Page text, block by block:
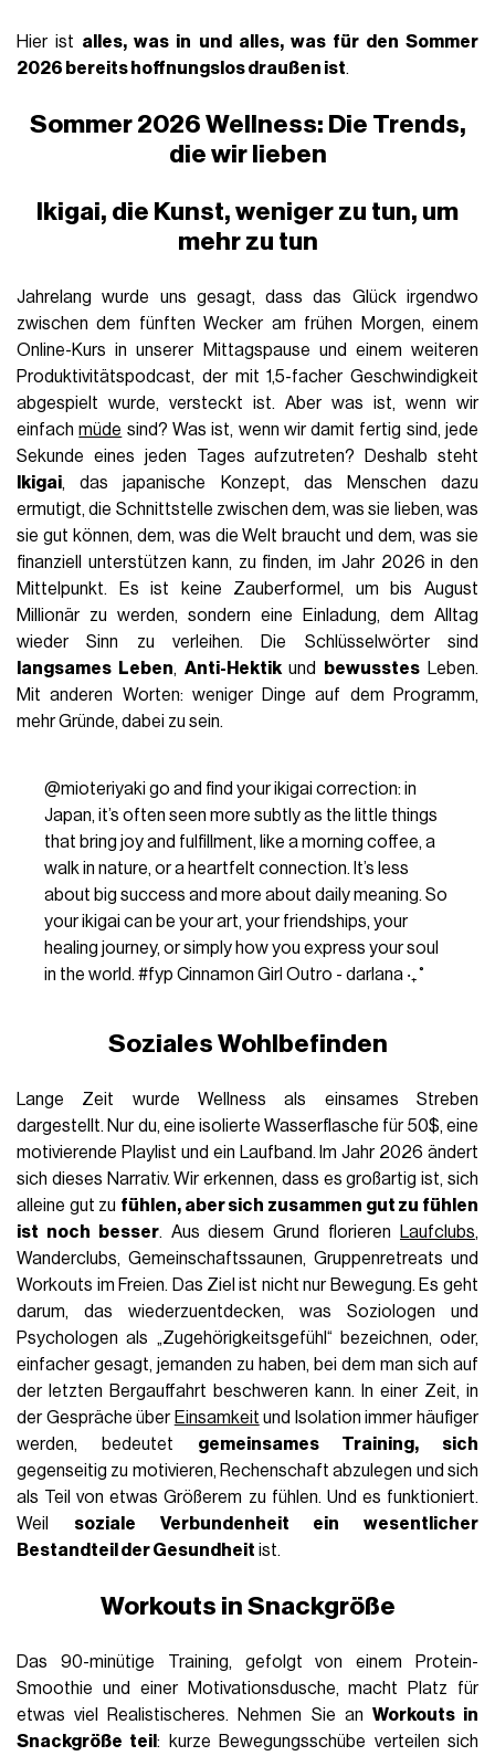
Hier ist alles, was in und alles, was für den Sommer
2026 bereits hoffnungslos draußen ist.
Sommer 2026 Wellness: Die Trends,
die wir lieben
Ikigai, die Kunst, weniger zu tun, um
mehr zu tun
Jahrelang wurde uns gesagt, dass das Glück irgendwo
zwischen dem fünften Wecker am frühen Morgen, einem
Online-Kurs in unserer Mittagspause und einem weiteren
Produktivitätspodcast, der mit 1,5-facher Geschwindigkeit
abgespielt wurde, versteckt ist. Aber was ist, wenn wir
einfachmüde sind? Was ist, wenn wir damit fertig sind, jede
Sekunde eines jeden Tages aufzutreten? Deshalb steht
Ikigai, das japanische Konzept, das Menschen dazu
ermutigt, die Schnittstelle zwischen dem, was sie lieben, was
sie gut können, dem, was die Welt braucht und dem, was sie
finanziell unterstützen kann, zu finden, im Jahr 2026 in den
Mittelpunkt. Es ist keine Zauberformel, um bis August
Millionär zu werden, sondern eine Einladung, dem Alltag
wieder Sinn zu verleihen. Die Schlüsselwörter sind
langsames Leben, Anti-Hektikund bewusstes Leben.
Mit anderen Worten: weniger Dinge auf dem Programm,
mehr Gründe, dabei zu sein.
@mioteriyaki go and find your ikigai correction: in
Japan, it’s often seen more subtly as the little things
that bring joy and fulfillment, like a morning coffee, a
walk in nature, or a heartfelt connection. It’s less
about big success and more about daily meaning. So
your ikigai can be your art, your friendships, your
healing journey, or simply how you express your soul
in the world. #fyp Cinnamon Girl Outro - darlana ‧₊˚
Soziales Wohlbefinden
Lange Zeit wurde Wellness als einsames Streben
dargestellt. Nur du, eine isolierte Wasserflasche für 50$, eine
motivierende Playlist und ein Laufband. Im Jahr 2026 ändert
sich dieses Narrativ. Wir erkennen, dass es großartig ist, sich
alleine gut zu fühlen, aber sich zusammen gut zu fühlen
ist noch besser. Aus diesem Grund florieren Laufclubs,
Wanderclubs, Gemeinschaftssaunen, Gruppenretreats und
Workouts im Freien. Das Ziel ist nicht nur Bewegung. Es geht
darum, das wiederzuentdecken, was Soziologen und
Psychologen als „Zugehörigkeitsgefühl“ bezeichnen, oder,
einfacher gesagt, jemanden zu haben, bei dem man sich auf
der letzten Bergauffahrt beschweren kann. In einer Zeit, in
der Gespräche über Einsamkeit und Isolation immer häufiger
werden, bedeutet gemeinsames Training, sich
gegenseitig zu motivieren, Rechenschaft abzulegen und sich
als Teil von etwas Größerem zu fühlen. Und es funktioniert.
Weil soziale Verbundenheit ein wesentlicher
Bestandteil der Gesundheit ist.
Workouts in Snackgröße
Das 90-minütige Training, gefolgt von einem Protein-
Smoothie und einer Motivationsdusche, macht Platz für
etwas viel Realistischeres. Nehmen Sie an Workouts in
Snackgröße teil: kurze Bewegungsschübe verteilen sich